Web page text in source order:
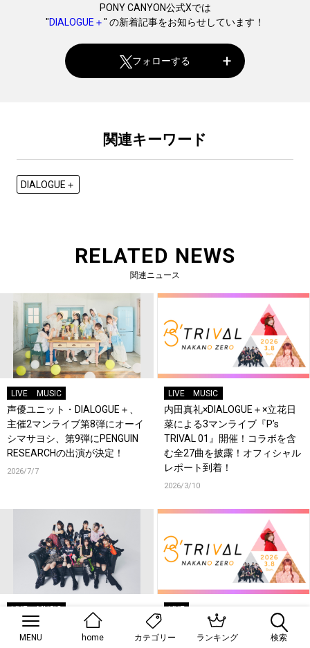
PONY CANYON公式Xでは
"DIALOGUE＋" の新着記事をお知らせしています！
フォローする
関連キーワード
DIALOGUE＋
RELATED NEWS
関連ニュース
LIVE MUSIC
声優ユニット・DIALOGUE＋、
主催2マンライブ第8弾にオーイ
シマサヨシ、第9弾にPENGUIN
RESEARCHの出演が決定！
2026/7/7
LIVE MUSIC
内田真礼×DIALOGUE＋×立花日
菜による3マンライブ『P’s
TRIVAL 01』開催！コラボを含
む全27曲を披露！オフィシャル
レポート到着！
2026/3/10
LIVE MUSIC
声優ユニットDIALOGUE＋初の
主催フェス「DIALOGUE＋
LIVE
ポニーキャニオン主催の新3マ
ン企画『P’s TRIVAL』始動！第1
MENU home カテゴリー ランキング 検索